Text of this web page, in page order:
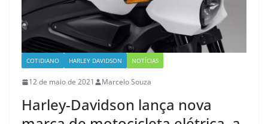
COTIDIANO HARLEY DAVIDSON NOTÍCIAS
12 de maio de 2021 Marcelo Souza
Harley-Davidson lança nova